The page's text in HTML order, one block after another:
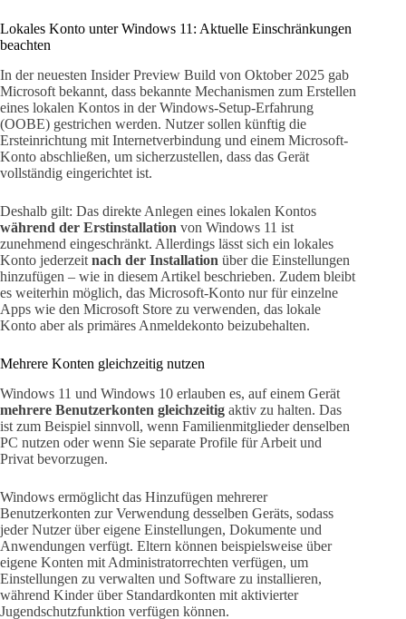
Lokales Konto unter Windows 11: Aktuelle Einschränkungen
beachten
In der neuesten Insider Preview Build von Oktober 2025 gab
Microsoft bekannt, dass bekannte Mechanismen zum Erstellen
eines lokalen Kontos in der Windows-Setup-Erfahrung
(OOBE) gestrichen werden. Nutzer sollen künftig die
Ersteinrichtung mit Internetverbindung und einem Microsoft-
Konto abschließen, um sicherzustellen, dass das Gerät
vollständig eingerichtet ist.
Deshalb gilt: Das direkte Anlegen eines lokalen Kontos
während der Erstinstallation von Windows 11 ist
zunehmend eingeschränkt. Allerdings lässt sich ein lokales
Konto jederzeit nach der Installation über die Einstellungen
hinzufügen – wie in diesem Artikel beschrieben. Zudem bleibt
es weiterhin möglich, das Microsoft-Konto nur für einzelne
Apps wie den Microsoft Store zu verwenden, das lokale
Konto aber als primäres Anmeldekonto beizubehalten.
Mehrere Konten gleichzeitig nutzen
Windows 11 und Windows 10 erlauben es, auf einem Gerät
mehrere Benutzerkonten gleichzeitig aktiv zu halten. Das
ist zum Beispiel sinnvoll, wenn Familienmitglieder denselben
PC nutzen oder wenn Sie separate Profile für Arbeit und
Privat bevorzugen.
Windows ermöglicht das Hinzufügen mehrerer
Benutzerkonten zur Verwendung desselben Geräts, sodass
jeder Nutzer über eigene Einstellungen, Dokumente und
Anwendungen verfügt. Eltern können beispielsweise über
eigene Konten mit Administratorrechten verfügen, um
Einstellungen zu verwalten und Software zu installieren,
während Kinder über Standardkonten mit aktivierter
Jugendschutzfunktion verfügen können.